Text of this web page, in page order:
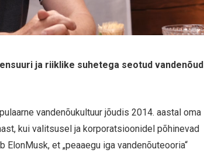
ja riiklike suhetega seotud vandenõud
vandenõukultuur jõudis 2014. aastal oma
kui valitsusel ja korporatsioonidel põhinevad
ElonMusk, et „peaaegu iga vandenõuteooria“